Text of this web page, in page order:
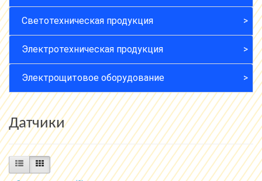
Светотехническая продукция
Электротехническая продукция
Электрощитовое оборудование
Датчики